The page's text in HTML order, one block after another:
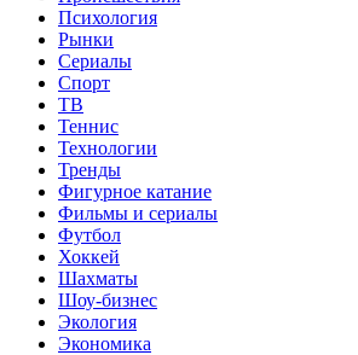
Психология
Рынки
Сериалы
Спорт
ТВ
Теннис
Технологии
Тренды
Фигурное катание
Фильмы и сериалы
Футбол
Хоккей
Шахматы
Шоу-бизнес
Экология
Экономика